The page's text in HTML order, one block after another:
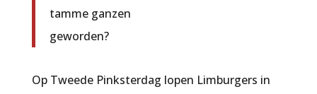
tamme ganzen
geworden?
Op Tweede Pinksterdag lopen Limburgers in